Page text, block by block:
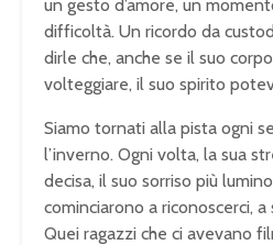
un gesto d’amore, un
difficoltà. Un ricordo da
dirle che, anche se il suo
volteggiare, il suo spirito
Siamo tornati alla pista ogni
l’inverno. Ogni volta, la sua
decisa, il suo sorriso più
cominciarono a riconoscerci,
Quei ragazzi che ci avevano